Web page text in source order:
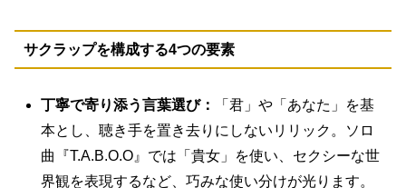
サクラップを構成する4つの要素
丁寧で寄り添う言葉選び：
「君」や「あなた」を基
本とし、聴き手を置き去りにしないリリック。ソロ
曲『T.A.B.O.O』では「貴女」を使い、セクシーな世
界観を表現するなど、巧みな使い分けが光ります。